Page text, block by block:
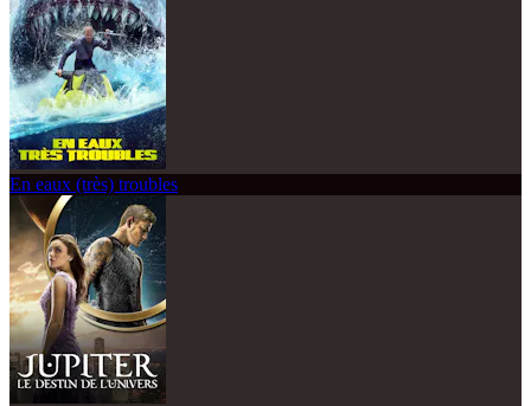
En eaux (très) troubles